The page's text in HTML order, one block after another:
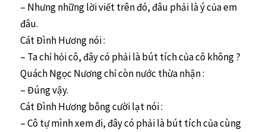
– Nhưng những lời viết trên đó, đâu phải là ý của em
đâu.
Cát Đình Hương nói :
– Ta chỉ hỏi cô, đây có phải là bút tích của cô không ?
Quách Ngọc Nương chỉ còn nước thừa nhận :
– Đúng vậy.
Cát Đình Hương bỗng cười lạt nói :
– Cô tự mình xem đi, đây có phải là bút tích của cùng